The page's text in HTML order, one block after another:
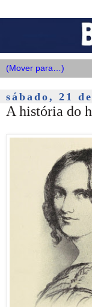
sábado, 21
A história do